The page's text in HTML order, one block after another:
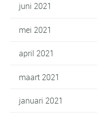
juni 2021
mei 2021
april 2021
maart 2021
januari 2021